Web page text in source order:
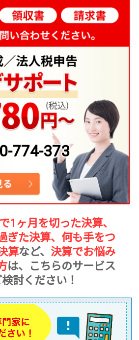
774-373
1ヶ月を切った決算、
ぎた決算、何も手をつ
算など、 決算でお悩み
は、こちらのサービス
討ください！